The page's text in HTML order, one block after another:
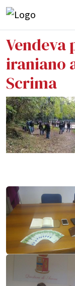
Vendeva
iraniano
Scrima